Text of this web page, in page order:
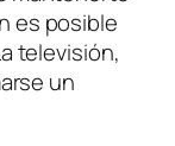
es posible
televisión,
un